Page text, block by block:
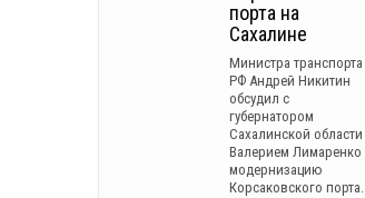
порта на
Сахалине
Министра транспорта
РФ Андрей Никитин
обсудил с
губернатором
Сахалинской области
Валерием Лимаренко
модернизацию
Корсаковского порта.